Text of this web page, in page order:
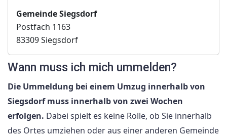
Gemeinde Siegsdorf
Postfach 1163
83309 Siegsdorf
Wann muss ich mich ummelden?
Die Ummeldung bei einem Umzug innerhalb von
Siegsdorf muss innerhalb von zwei Wochen
erfolgen. Dabei spielt es keine Rolle, ob Sie innerhalb
des Ortes umziehen oder aus einer anderen Gemeinde